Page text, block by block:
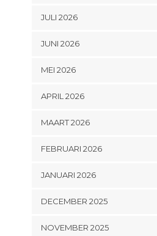
JULI 2026
JUNI 2026
MEI 2026
APRIL 2026
MAART 2026
FEBRUARI 2026
JANUARI 2026
DECEMBER 2025
NOVEMBER 2025